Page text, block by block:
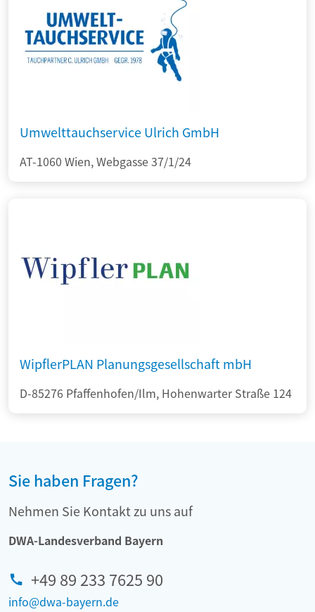
Umwelttauchservice Ulrich GmbH
AT-1060 Wien, Webgasse 37/1/24
WipflerPLAN Planungsgesellschaft mbH
D-85276 Pfaffenhofen/Ilm, Hohenwarter Straße 124
Sie haben Fragen?
Nehmen Sie Kontakt zu uns auf
DWA-Landesverband Bayern
+49 89 233 7625 90
info@dwa-bayern.de